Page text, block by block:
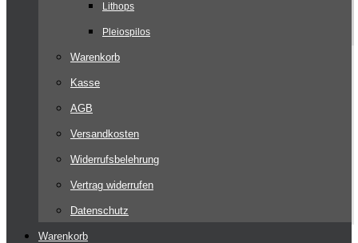
Lithops
Pleiospilos
Warenkorb
Kasse
AGB
Versandkosten
Widerrufsbelehrung
Vertrag widerrufen
Datenschutz
Warenkorb